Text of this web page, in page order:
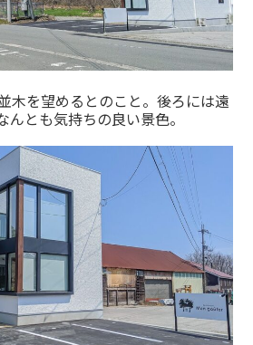
木を望めるとのこと。後ろには遠
んとも気持ちの良い景色。